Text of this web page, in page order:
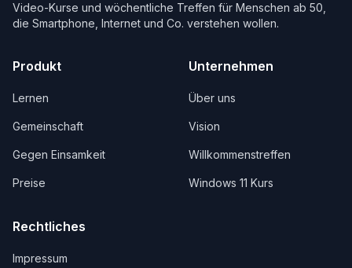
Video-Kurse und wöchentliche Treffen für Menschen ab 50,
die Smartphone, Internet und Co. verstehen wollen.
Produkt
Lernen
Gemeinschaft
Gegen Einsamkeit
Preise
Unternehmen
Über uns
Vision
Willkommenstreffen
Windows 11 Kurs
Rechtliches
Impressum